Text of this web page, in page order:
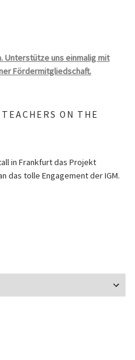
Unterstütze uns einmalig mit
Fördermitgliedschaft.
ON THE
in Frankfurt das Projekt
das tolle Engagement der IGM.